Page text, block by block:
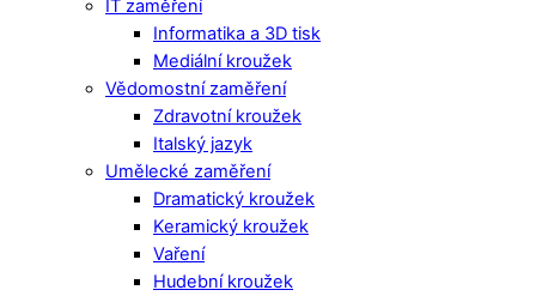
IT zaměření
Informatika a 3D tisk
Mediální kroužek
Vědomostní zaměření
Zdravotní kroužek
Italský jazyk
Umělecké zaměření
Dramatický kroužek
Keramický kroužek
Vaření
Hudební kroužek